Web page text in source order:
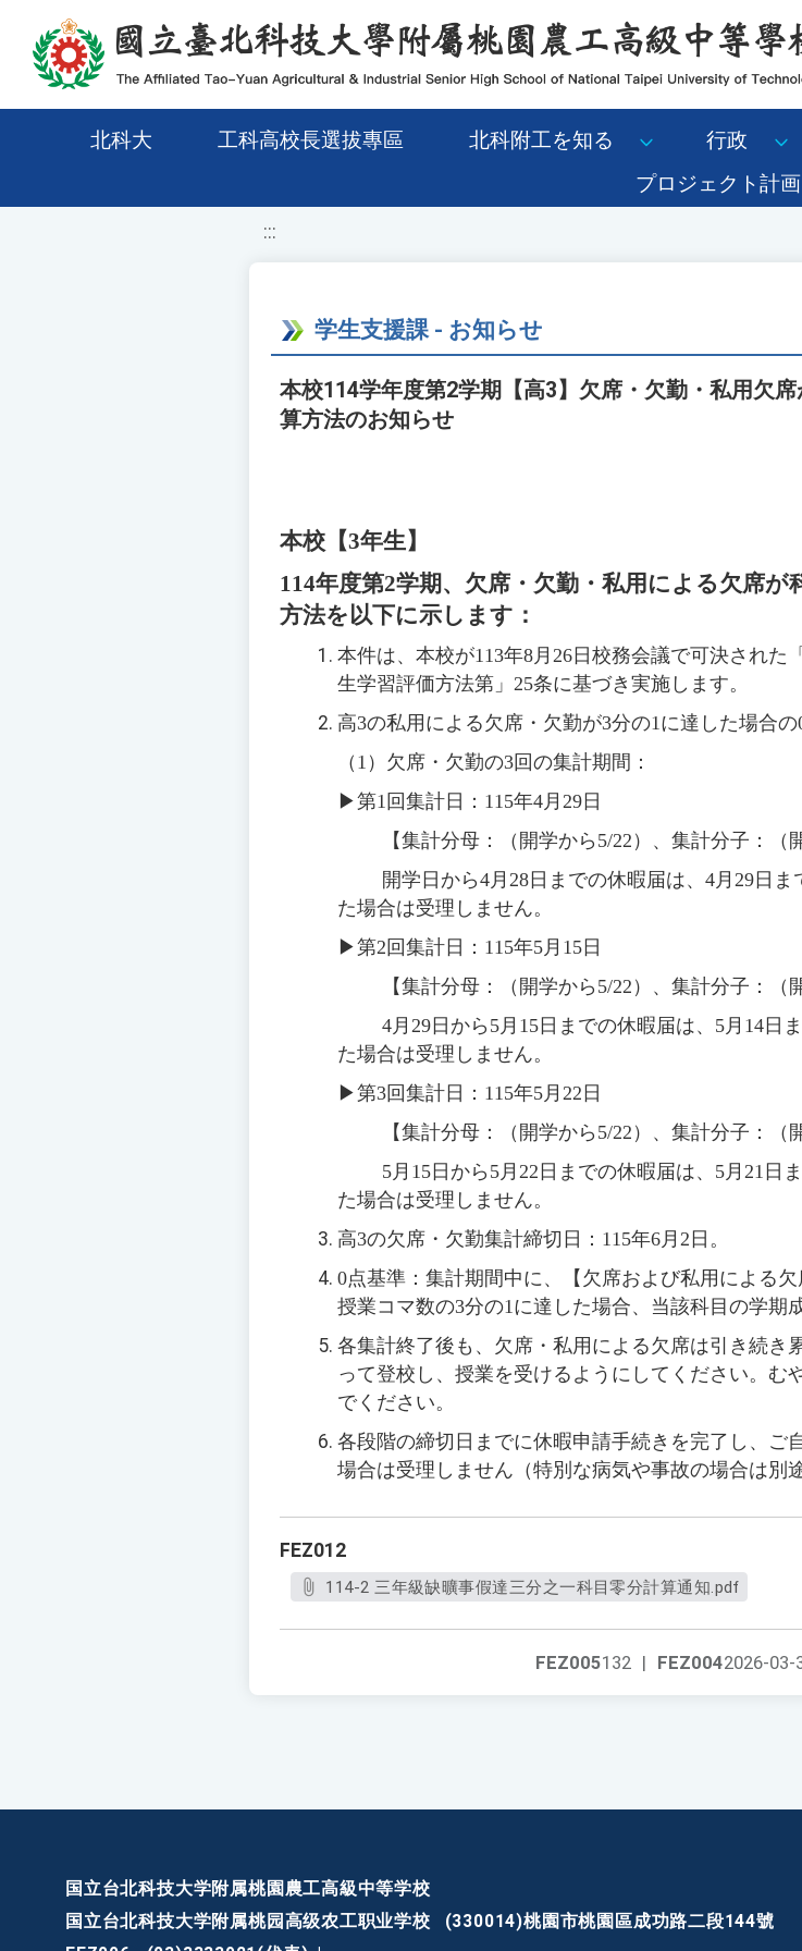
移至網頁之主要內容區位置
北科大 工科高校長選拔專區 北科附工を知る 行政
プロジェクト計画
:::
学生支援課 - お知らせ
本校114学年度第2学期【高3】欠席・欠勤・私用欠
算方法のお知らせ
本校【3年生】
114年度第2学期、欠席・欠勤・私用による欠席
方法を以下に示します ：
本件は、本校が113年8月 26日校務会議で可決された
生学習評価方法第」 25条に基づき実施します。
高3の私用による欠席・欠勤が3分の1に達した場合の
（1）欠席・欠勤の3回の集計期間：
▶第1回集計日： 115年4月 29日
【集計分母：
（ 開学から 5/22） 、集計分子： （
開学日から4月28 日までの休暇届は、4月29 日ま
た場合は受理しません。
▶第2回集計日： 115年5月 15日
【集計分母：
（ 開学から 5/22） 、集計分子： （
4月29 日から 5月 15 日までの休暇届は、 5月 14 日
た場合は受理しません。
▶第3回集計日： 115年5月 22 日
【集計分母：
（ 開学から 5/22） 、集計分子： （
5月 15 日から 5月22 日までの休暇届は、 5月21 日
た場合は受理しません。
高3の欠席・欠勤集計締切日： 115年6月 2 日。
0点基準：集計期間中に、【欠席および私用による
授業コマ数の3分の1に達した場合、当該科目の学期
各集計終了後も、欠席・私用による欠席は引き続き
って登校し、授業を受けるようにしてください。む
でください。
各段階の締切日までに休暇申請手続きを完了し、ご
場合は受理しません（特別な病気や事故の場合は別
FEZ012
114-2 三年級缺曠事假達三分之一科目零分計算通知.pdf
FEZ0042026-03-
FEZ005132 |
国立台北科技大学附属桃園農工高級中等学校
国立台北科技大学附属桃园高级农工职业学校
(330014)桃園市桃園區成功路二段144號